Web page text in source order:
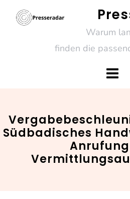
Warum
finden die
Südbadisches